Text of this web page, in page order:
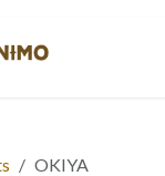
OKIYA